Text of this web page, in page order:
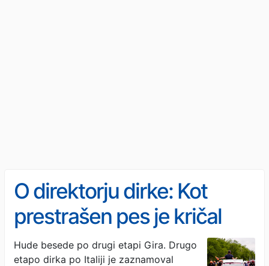
O direktorju dirke: Kot
prestrašen pes je kričal
dirkajte in se skril v avto
Hude besede po drugi etapi Gira. Drugo
etapo dirka po Italiji je zaznamoval